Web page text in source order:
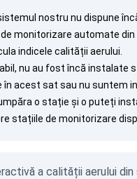
nostru nu dispune
monitorizare automate
indicele calității aerului.
nu au fost încă instalate
în acest sat sau nu suntem
o stație și o puteți
stațiile de monitorizare
a calității aerului din